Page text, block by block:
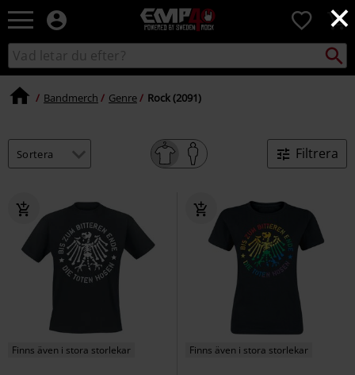
×
EMP
-
Musik,
TV
&
Alternativt
Mode
0
Sök
i
Sök
Bandmerch Genre Rock (2091)
Filtrera
Finns även i stora storlekar Finns även i stora storlekar